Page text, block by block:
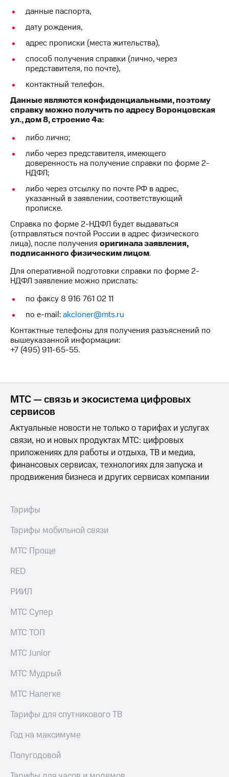
регионе
и акционерам
Корпоративное
управление
Корпоративный
секретарь
информации
Информация
акционерам
ПАО
"МТС"
Собрания
акционеров
Личный
кабинет
акционера
Акционерный
капитал
Контроль
и
аудит
Рынок
Описание
Программа
приобретения
Порядок
акций
Дивиденды
Рынок
Описание
Уведомление
о
именных
облигаций
Другое
Регистратор
Реквизиты
этика
данные паспорта,
дату рождения,
адрес прописки (места жительства),
способ получения справки (лично, через
представителя, по почте),
контактный телефон.
Данные являются конфиденциальными, поэтому
справку можно получить по адресу Воронцовская
ул., дом 8, строение 4а:
либо лично;
либо через представителя, имеющего
доверенность на получение справки по форме 2-
НДФЛ;
либо через отсылку по почте РФ в адрес,
указанный в заявлении, соответствующий
прописке.
Справка по форме 2-НДФЛ будет выдаваться
(отправляться почтой России в адрес физического
лица), после получения оригинала заявления,
подписанного физическим лицом.
Для оперативной подготовки справки по форме 2-
НДФЛ заявление можно прислать:
по факсу 8 916 761 02 11
по e-mail:akcioner@mts.ru
Контактные телефоны для получения разъяснений по
вышеуказанной информации:
+7 (495) 911-65-55.
МТС — связь и экосистема цифровых
сервисов
Актуальные новости не только о тарифах и услугах
связи, но и новых продуктах МТС: цифровых
приложениях для работы и отдыха, ТВ и медиа,
финансовых сервисах, технологиях для запуска и
продвижения бизнеса и других сервисах компании
Тарифы
Тарифы мобильной связи
МТС Проще
RED
РИИЛ
МТС Супер
МТС ТОП
МТС Junior
МТС Мудрый
МТС Налегке
Тарифы для спутникового ТВ
Год на максимуме
Полугодовой